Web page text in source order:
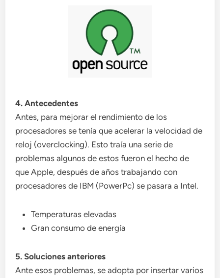
4. Antecedentes
Antes, para mejorar el rendimiento de los
procesadores se tenía que acelerar la velocidad de
reloj (overclocking). Esto traía una serie de
problemas algunos de estos fueron el hecho de
que Apple, después de años trabajando con
procesadores de IBM (PowerPc) se pasara a Intel.
Temperaturas elevadas
Gran consumo de energía
5. Soluciones anteriores
Ante esos problemas, se adopta por insertar varios